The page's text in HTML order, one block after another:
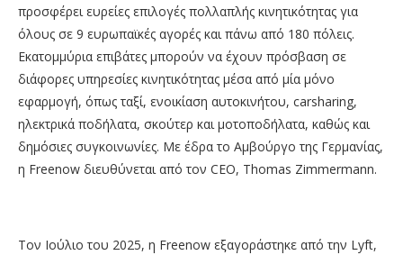
προσφέρει ευρείες επιλογές πολλαπλής κινητικότητας για
όλους σε 9 ευρωπαϊκές αγορές και πάνω από 180 πόλεις.
Εκατομμύρια επιβάτες μπορούν να έχουν πρόσβαση σε
διάφορες υπηρεσίες κινητικότητας μέσα από μία μόνο
εφαρμογή, όπως ταξί, ενοικίαση αυτοκινήτου, carsharing,
ηλεκτρικά ποδήλατα, σκούτερ και μοτοποδήλατα, καθώς και
δημόσιες συγκοινωνίες. Με έδρα το Αμβούργο της Γερμανίας,
η Freenow διευθύνεται από τον CEO, Thomas Zimmermann.
Τον Ιούλιο του 2025, η Freenow εξαγοράστηκε από την Lyft,